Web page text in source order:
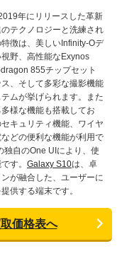
年にリリースした革新
テクノロジーと洗練され
徴は、美しいInfinity-Oデ
野、高性能なExynos
855チップセット
、そして多彩な撮影機能
ムが挙げられます。また
様な機能も搭載してお
キュリティ機能、ワイヤ
どの便利な機能が利用で
独自のOne UIにより、使
す。 Galaxy S10は、卓
が融合した、ユーザーに
供する端末です。
価格表へ